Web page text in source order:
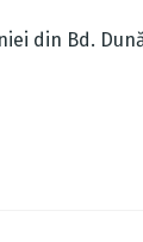
din Bd.